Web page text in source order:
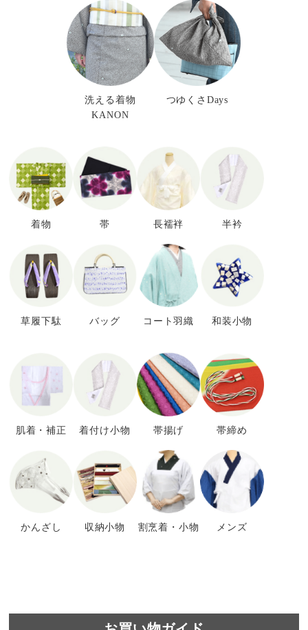
洗える着物
KANON
つゆくさDays
着物 帯 長襦袢 半衿
草履下駄 バッグ コート羽織 和装小物
肌着・補正 着付け小物 帯揚げ 帯締め
かんざし 収納小物 割烹着・小物 メンズ